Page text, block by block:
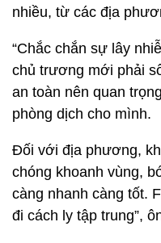
nhiều, từ các địa
“Chắc chắn sự lây
chủ trương mới phải
an toàn nên quan
phòng dịch cho mình.
Đối với địa phương,
chóng khoanh vùng,
càng nhanh càng tốt.
đi cách ly tập trung”,